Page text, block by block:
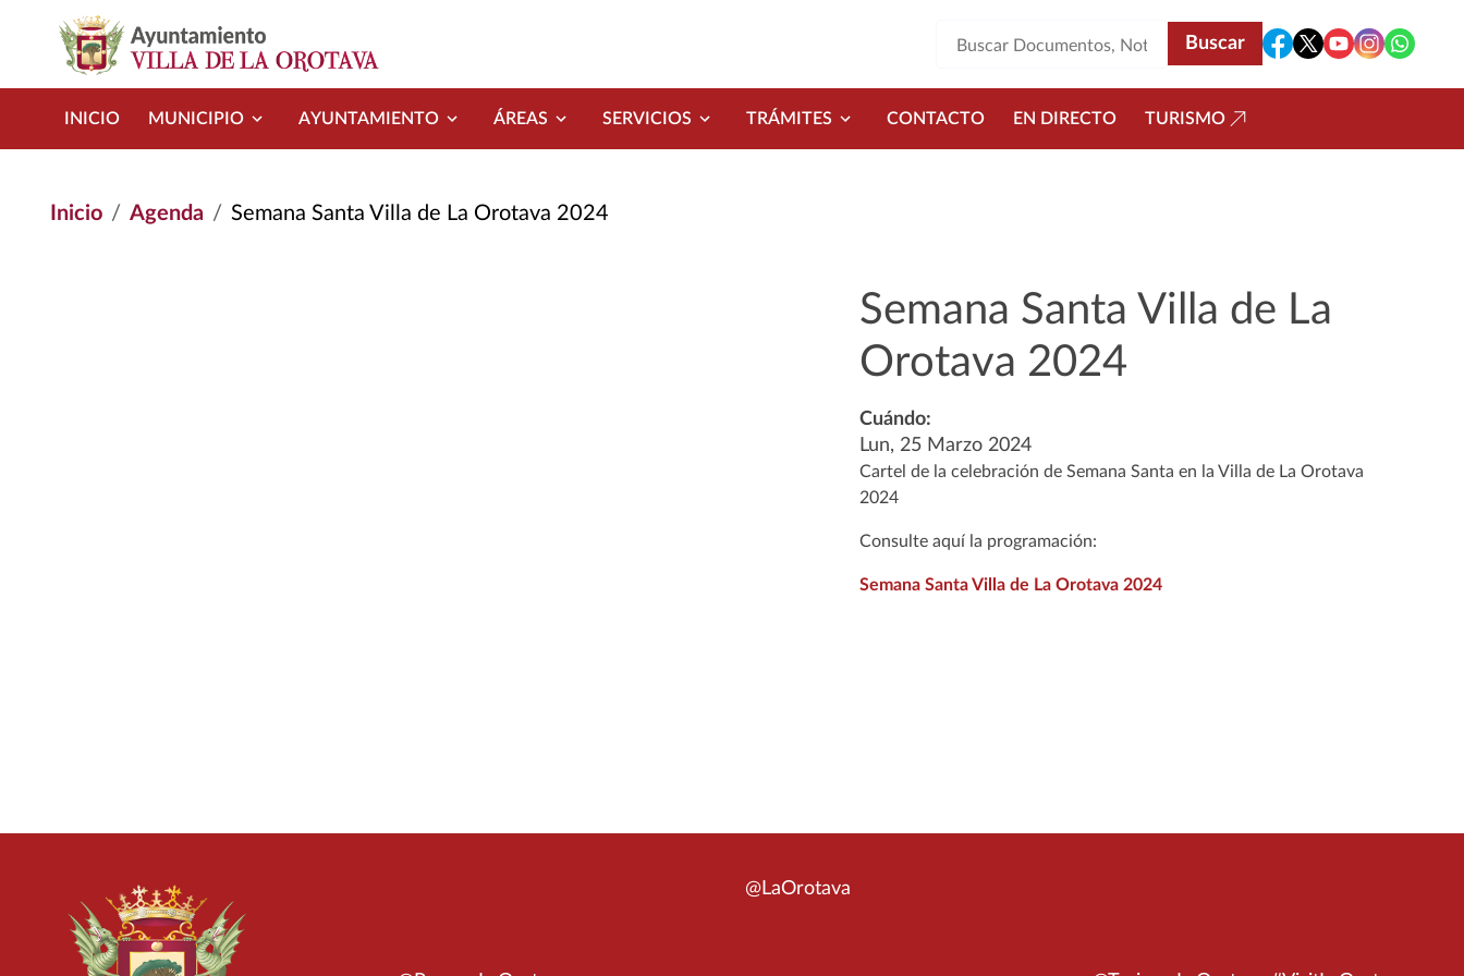
INICIO MUNICIPIO AYUNTAMIENTO ÁREAS SERVICIOS TRÁMITES CONTACTO EN DIRECTO TURISMO
Inicio Agenda Semana Santa Villa de La Orotava 2024
Semana Santa Villa de La
Orotava 2024
Cuándo:
Lun, 25 Marzo 2024
Cartel de la celebración de Semana Santa en la Villa de La Orotava
2024
Consulte aquí la programación:
Semana Santa Villa de La Orotava 2024
@LaOrotava